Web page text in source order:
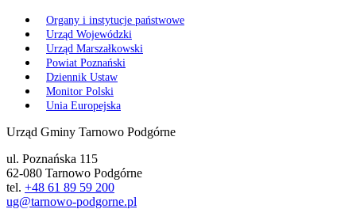
Organy i instytucje państwowe
Urząd Wojewódzki
Urząd Marszałkowski
Powiat Poznański
Dziennik Ustaw
Monitor Polski
Unia Europejska
Urząd Gminy Tarnowo Podgórne
ul. Poznańska 115
62-080 Tarnowo Podgórne
tel. +48 61 89 59 200
ug@tarnowo-podgorne.pl